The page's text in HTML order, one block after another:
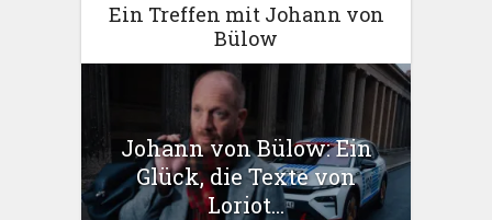
Ein Treffen mit Johann von
Bülow
Johann von Bülow: Ein
Glück, die Texte von
Loriot...